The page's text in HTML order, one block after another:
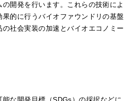
開発を行います。これらの技術によ
的に行うバイオファウンドリの基盤
社会実装の加速とバイオエコノミー